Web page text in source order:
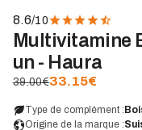
8.6/10
Multivitamine
un - Haura
39.00€33.15€
Type de complément :
Origine de la marque :